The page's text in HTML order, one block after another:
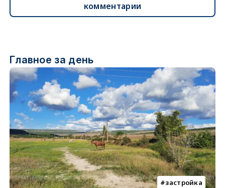
комментарии
Главное за день
застройка